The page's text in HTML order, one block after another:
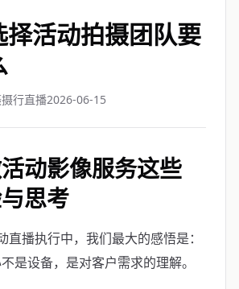
择活动拍摄团队要
行直播2026-06-15
动影像服务这些
思考
直播执行中，我们最大的感悟是：
是设备，是对客户需求的理解。